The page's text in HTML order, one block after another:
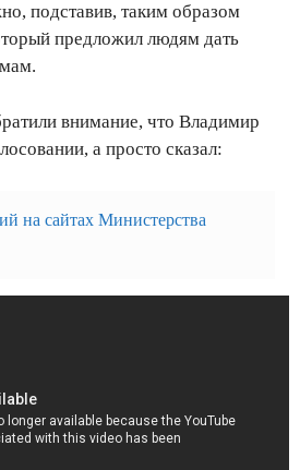
подставив, таким образом
предложил людям дать
внимание, что Владимир
а просто сказал:
на сайтах Министерства